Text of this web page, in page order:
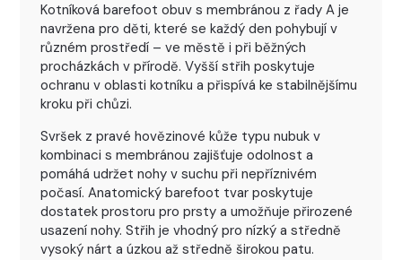
Kotníková barefoot obuv s membránou z řady A je
navržena pro děti, které se každý den pohybují v
různém prostředí – ve městě i při běžných
procházkách v přírodě. Vyšší střih poskytuje
ochranu v oblasti kotníku a přispívá ke stabilnějšímu
kroku při chůzi.
Svršek z pravé hovězinové kůže typu nubuk v
kombinaci s membránou zajišťuje odolnost a
pomáhá udržet nohy v suchu při nepříznivém
počasí. Anatomický barefoot tvar poskytuje
dostatek prostoru pro prsty a umožňuje přirozené
usazení nohy. Střih je vhodný pro nízký a středně
vysoký nárt a úzkou až středně širokou patu.